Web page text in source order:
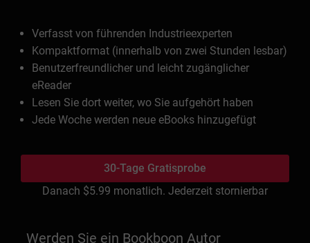
Verfasst von führenden Industrieexperten
Kompaktformat (innerhalb von zwei Stunden lesbar)
Benutzerfreundlicher und leicht zugänglicher
eReader
Lesen Sie dort weiter, wo Sie aufgehört haben
Jede Woche werden neue eBooks hinzugefügt
30-Tage Gratisprobe
Danach $5.99 monatlich. Jederzeit stornierbar
Werden Sie ein Bookboon Autor